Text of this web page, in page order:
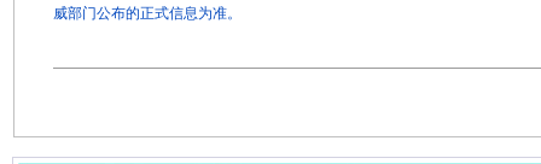
威部门公布的正式信息为准。